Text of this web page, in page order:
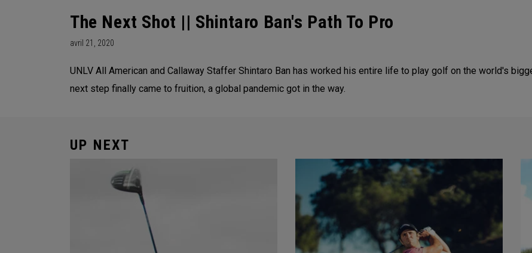
The Next Shot || Shintaro Ban's Path To Pro
avril 21, 2020
UNLV All American and Callaway Staffer Shintaro Ban has worked his entire life to play golf on the world's
next step finally came to fruition, a global pandemic got in the way.
UP NEXT